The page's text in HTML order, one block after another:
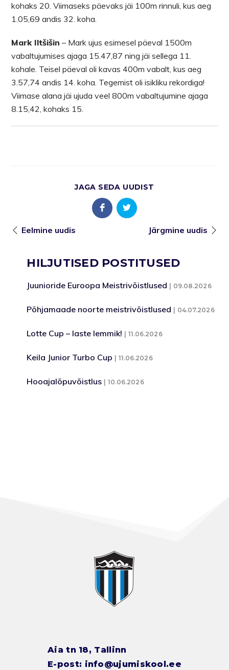
kohaks 20. Viimaseks päevaks jäi 100m rinnuli, kus aeg
1.05,69 andis 32. koha.
Mark Iltšišin – Mark ujus esimesel päeval 1500m
vabaltujumises ajaga 15.47,87 ning jäi sellega 11.
kohale. Teisel päeval oli kavas 400m vabalt, kus aeg
3.57,74 andis 14. koha. Tegemist oli isikliku rekordiga!
Viimase alana jäi ujuda veel 800m vabaltujumine ajaga
8.15,42, kohaks 15.
JAGA SEDA UUDIST
Eelmine uudis Järgmine uudis
HILJUTISED POSTITUSED
Juunioride Euroopa Meistrivõistlused 09.08.2026
Põhjamaade noorte meistrivõistlused 04.07.2026
Lotte Cup – laste lemmik! 11.06.2026
Keila Junior Turbo Cup 11.06.2026
Hooajalõpuvõistlus 10.06.2026
Aia tn 18, Tallinn
E-post: info@ujumiskool.ee